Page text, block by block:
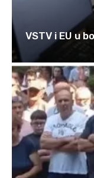
VSTV i EU u